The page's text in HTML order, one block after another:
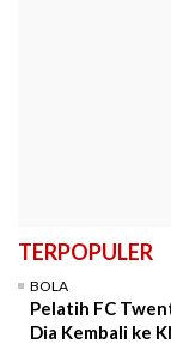
TERPOPULER
BOLA
Pelatih FC
Dia Kembali ke